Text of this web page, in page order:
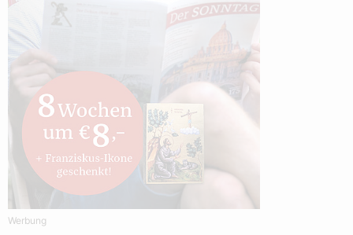
Werbung